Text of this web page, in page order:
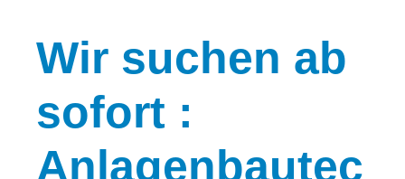
Wir suchen ab
sofort :
Anlagenbautec